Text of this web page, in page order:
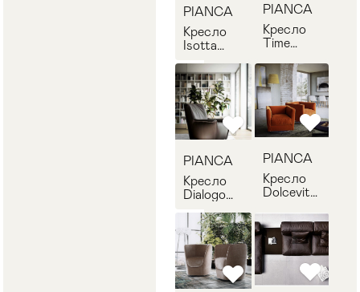
PIANCA
Кресло
Isotta
D9TT077
PIANCA
Кресло
Time
D9TB092
PIANCA
Кресло
Dialogo
D9DG080
PIANCA
Кресло
Dolcevita
D9DC985